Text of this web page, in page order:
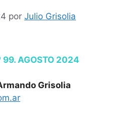
por Julio Grisolia
99. AGOSTO 2024
Grisolia